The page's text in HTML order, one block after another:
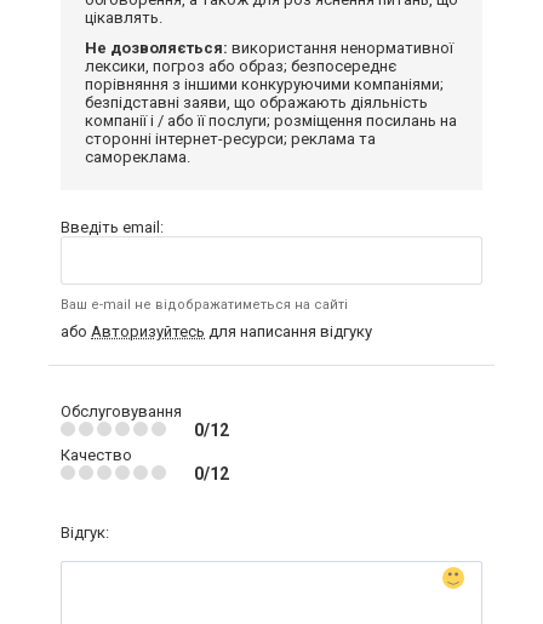
цікавлять.
Не дозволяється: використання ненормативної
лексики, погроз або образ; безпосереднє
порівняння з іншими конкуруючими компаніями;
безпідставні заяви, що ображають діяльність
компанії і / або її послуги; розміщення посилань на
сторонні інтернет-ресурси; реклама та
самореклама.
Введіть email:
Ваш e-mail не відображатиметься на сайті
або Авторизуйтесь для написання відгуку
Обслуговування
0/12
Качество
0/12
Відгук: